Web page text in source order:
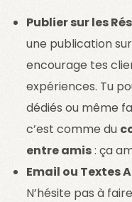
Publier sur les
une publication
encourage tes
expériences. Tu
dédiés ou même
c’est comme du
entre amis: ça
Email ou Textes
N’hésite pas à